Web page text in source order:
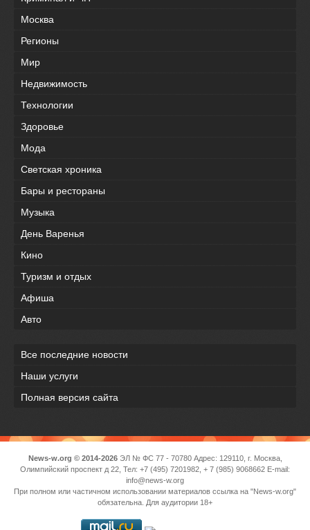
Москва
Регионы
Мир
Недвижимость
Технологии
Здоровье
Мода
Светская хроника
Бары и рестораны
Музыка
День Варенья
Кино
Туризм и отдых
Афиша
Авто
Все последние новости
Наши услуги
Полная версия сайта
News-w.org © 2014-2026ЭЛ № ФС 77 - 70780 Адрес: 129110, г. Москва,
Олимпийский проспект д 22, Тел: +7 (495) 7201982, + 7 (985) 9068662 E-mail:
info@news-w.org
При полном или частичном использовании материалов ссылка на "News-w.org"
обязательна. Для аудитории 18+